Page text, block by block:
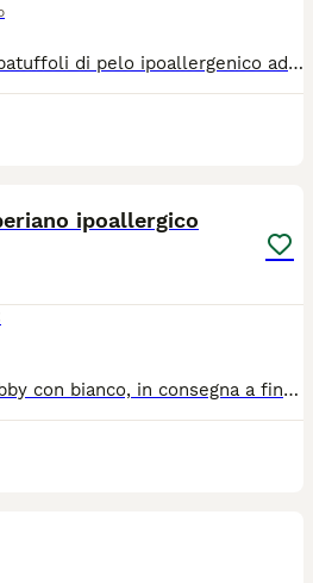
Dolcissimi e affettuosi, batuffoli di pelo ipoallergenico adatto agli allergici. Si cedono abituati a lettiera e tira graffi
ipoallergico
Cucciolo maschio blu tabby con bianco, in consegna a fine agosto , ottima genealogia ,ottimo carattere abituato alla lettiera e tiragraffi , genitori testati per tutte le malattie genetiche